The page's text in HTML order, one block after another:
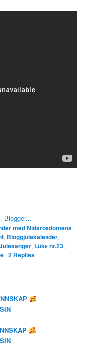
med Nidarosdomens
, Bloggjulekalender,
Julesanger, Luke nr.23,
|2 Replies